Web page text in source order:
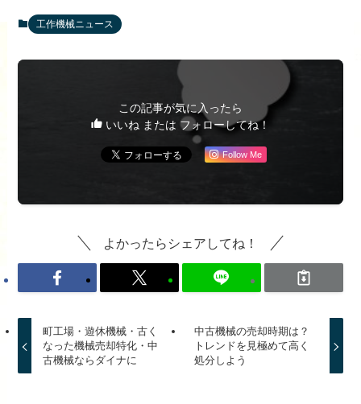
工作機械ニュース
この記事が気に入ったら
いいね または フォローしてね！
Follow Me
よかったらシェアしてね！
町工場・遊休機械・古く
なった機械売却特化・中
古機械ならダイナに
中古機械の売却時期は？
トレンドを見極めて高く
処分しよう